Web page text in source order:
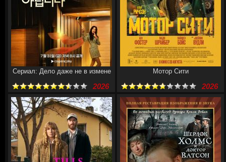
Сериал: Дело даже не в измене
2026
Мотор Сити
2026